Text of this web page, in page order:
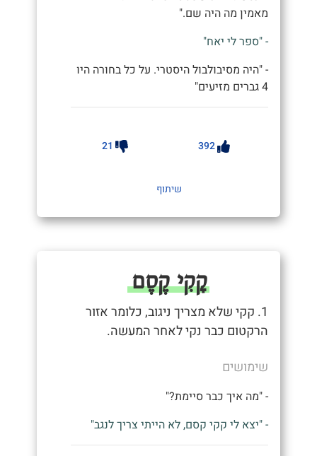
מאמין מה היה שם."
- "ספר לי יאח"
- "היה מסיבולבול היסטרי. על כל בחורה היו
4 גברים מזיעים"
392
21
שיתוף
קָקִי קֶסֶם
1. קקי שלא מצריך ניגוב, כלומר אזור
הרקטום כבר נקי לאחר המעשה.
שימושים
- "מה איך כבר סיימת?"
- "יצא לי קקי קסם, לא הייתי צריך לנגב"